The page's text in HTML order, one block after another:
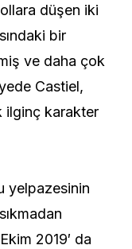
düşen iki
bir
ve daha çok
Castiel,
ilginç karakter
yelpazesinin
2019′ da